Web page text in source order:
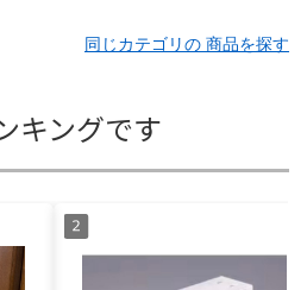
同じカテゴリの 商品を探す
キングです